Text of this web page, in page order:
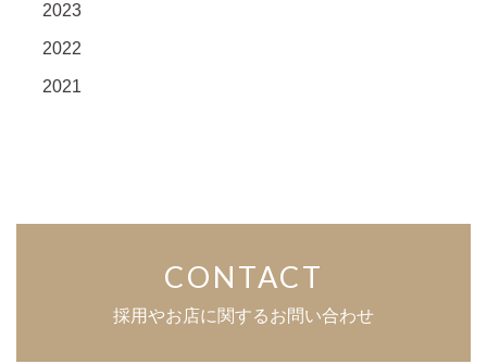
2023
2022
2021
CONTACT
採用やお店に関するお問い合わせ